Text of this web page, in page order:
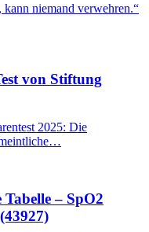
niemand verwehren.“
von Stiftung
2025: Die
– SpO2